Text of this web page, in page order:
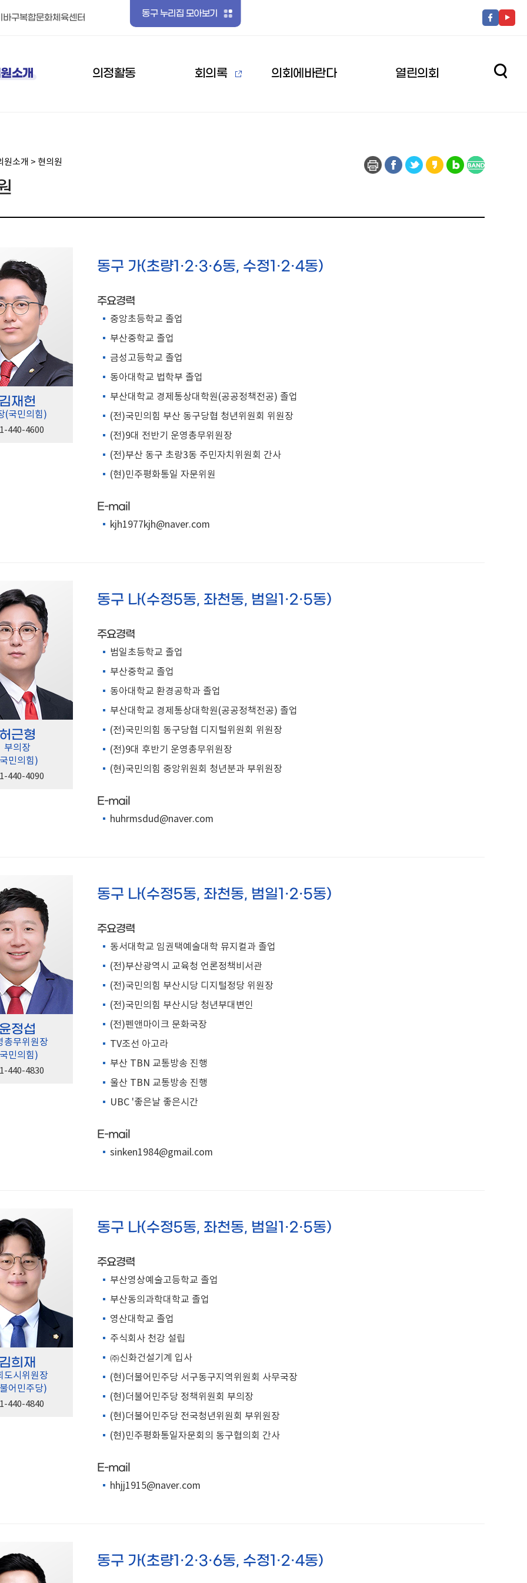
바구복합문화체육센터 동구 누리집 모아보기
소개 의정활동 회의록 의회에바란다 열린의회
검색
원소개 > 현의원
재헌
(국민의힘)
440-4600
동구 가(초량1·2·3·6동, 수정1·2·4동)
주요경력
중앙초등학교 졸업
부산중학교 졸업
금성고등학교 졸업
동아대학교 법학부 졸업
부산대학교 경제통상대학원(공공정책전공) 졸업
(전)국민의힘 부산 동구당협 청년위원회 위원장
(전)9대 전반기 운영총무위원장
(전)부산 동구 초랑3동 주민자치위원회 간사
(현)민주평화통일 자문위원
E-mail
kjh1977kjh@naver.com
근형
부의장
민의힘)
440-4090
동구 나(수정5동, 좌천동, 범일1·2·5동)
주요경력
범일초등학교 졸업
부산중학교 졸업
동아대학교 환경공학과 졸업
부산대학교 경제통상대학원(공공정책전공) 졸업
(전)국민의힘 동구당협 디지털위원회 위원장
(전)9대 후반기 운영총무위원장
(현)국민의힘 중앙위원회 청년분과 부위원장
E-mail
huhrmsdud@naver.com
정섭
총무위원장
민의힘)
440-4830
동구 나(수정5동, 좌천동, 범일1·2·5동)
주요경력
동서대학교 임권택예술대학 뮤지컬과 졸업
(전)부산광역시 교육청 언론정책비서관
(전)국민의힘 부산시당 디지털정당 위원장
(전)국민의힘 부산시당 청년부대변인
(전)펜앤마이크 문화국장
TV조선 아고라
부산 TBN 교통방송 진행
울산 TBN 교통방송 진행
UBC '좋은날 좋은시간
E-mail
sinken1984@gmail.com
희재
도시위원장
어민주당)
440-4840
동구 나(수정5동, 좌천동, 범일1·2·5동)
주요경력
부산영상예술고등학교 졸업
부산동의과학대학교 졸업
영산대학교 졸업
주식회사 천강 설립
㈜신화건설기계 입사
(현)더불어민주당 서구동구지역위원회 사무국장
(현)더불어민주당 정책위원회 부의장
(현)더불어민주당 전국청년위원회 부위원장
(현)민주평화통일자문회의 동구협의회 간사
E-mail
hhjj1915@naver.com
동구 가(초량1·2·3·6동, 수정1·2·4동)